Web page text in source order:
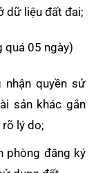
dữ liệu đất đai;
quá 05 ngày)
quyền sử
sản khác gắn
lý do;
phòng đăng ký